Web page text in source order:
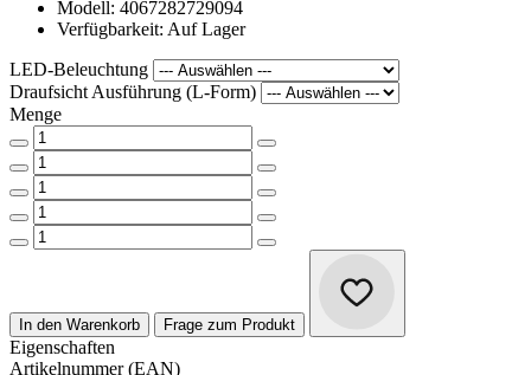
Modell: 4067282729094
Verfügbarkeit: Auf Lager
LED-Beleuchtung
Draufsicht Ausführung (L-Form)
Menge
In den Warenkorb Frage zum Produkt
Eigenschaften
Artikelnummer (EAN)